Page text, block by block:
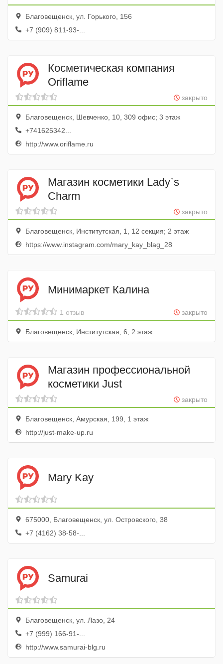
Благовещенск, ул. Горького, 156
+7 (909) 811-93-...
Косметическая компания
Oriflame
закрыто
Благовещенск, Шевченко, 10, 309 офис; 3 этаж
+741625342...
http://www.oriflame.ru
Магазин косметики Lady`s
Charm
закрыто
Благовещенск, Институтская, 1, 12 секция; 2 этаж
https://www.instagram.com/mary_kay_blag_28
Минимаркет Калина
закрыто
1 отзыв
Благовещенск, Институтская, 6, 2 этаж
Магазин профессиональной
косметики Just
закрыто
Благовещенск, Амурская, 199, 1 этаж
http://just-make-up.ru
Mary Kay
675000, Благовещенск, ул. Островского, 38
+7 (4162) 38-58-...
Samurai
Благовещенск, ул. Лазо, 24
+7 (999) 166-91-...
http://www.samurai-blg.ru